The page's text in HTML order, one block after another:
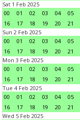
Sat 1 Feb 2025
00
01 02 03 04 05
16
17 18 19 20 21
Sun 2 Feb 2025
00
01 02 03 04 05
16
17 18 19 20 21
Mon 3 Feb 2025
00
01 02 03 04 05
16
17 18 19 20 21
Tue 4 Feb 2025
00
01 02 03 04 05
16
17 18 19 20 21
Wed 5 Feb 2025